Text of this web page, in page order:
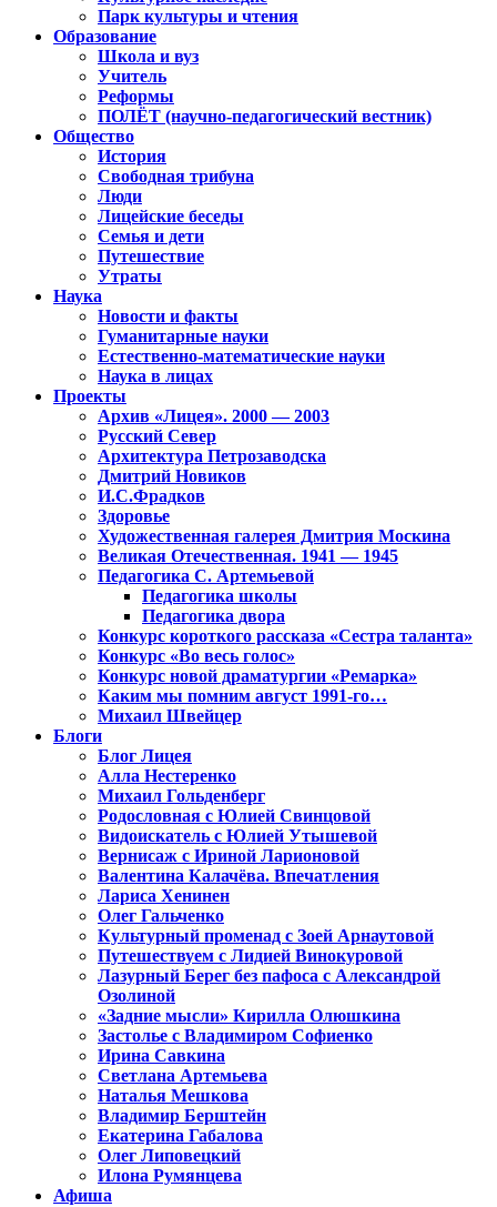
Парк культуры и чтения
Образование
Школа и вуз
Учитель
Реформы
ПОЛЁТ (научно-педагогический вестник)
Общество
История
Свободная трибуна
Люди
Лицейские беседы
Семья и дети
Путешествие
Утраты
Наука
Новости и факты
Гуманитарные науки
Естественно-математические науки
Наука в лицах
Проекты
Архив «Лицея». 2000 — 2003
Русский Север
Архитектура Петрозаводска
Дмитрий Новиков
И.С.Фрадков
Здоровье
Художественная галерея Дмитрия Москина
Великая Отечественная. 1941 — 1945
Педагогика С. Артемьевой
Педагогика школы
Педагогика двора
Конкурс короткого рассказа «Сестра таланта»
Конкурс «Во весь голос»
Конкурс новой драматургии «Ремарка»
Каким мы помним август 1991-го…
Михаил Швейцер
Блоги
Блог Лицея
Алла Нестеренко
Михаил Гольденберг
Родословная с Юлией Свинцовой
Видоискатель с Юлией Утышевой
Вернисаж с Ириной Ларионовой
Валентина Калачёва. Впечатления
Лариса Хенинен
Олег Гальченко
Культурный променад с Зоей Арнаутовой
Путешествуем с Лидией Винокуровой
Лазурный Берег без пафоса с Александрой
Озолиной
«Задние мысли» Кирилла Олюшкина
Застолье с Владимиром Софиенко
Ирина Савкина
Светлана Артемьева
Наталья Мешкова
Владимир Берштейн
Екатерина Габалова
Олег Липовецкий
Илона Румянцева
Афиша